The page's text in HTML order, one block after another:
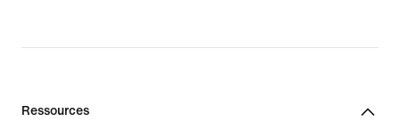
Ressources